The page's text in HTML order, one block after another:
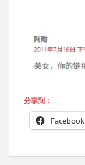
分享到：
Facebook